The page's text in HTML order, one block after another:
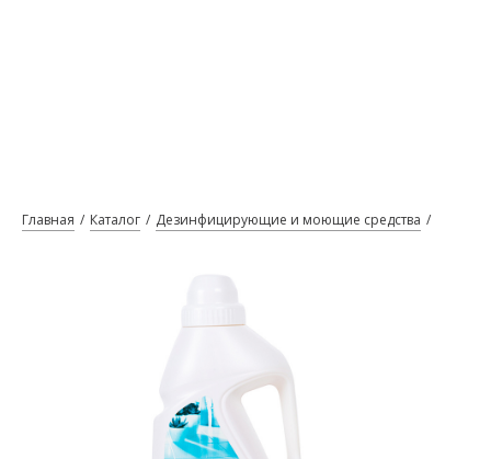
Главная Каталог Дезинфицирующие и моющие средства